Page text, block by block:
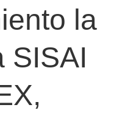
la
SISAI